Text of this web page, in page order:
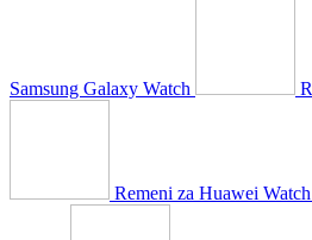
Samsung Galaxy Watch
Remeni za Huawei Watch